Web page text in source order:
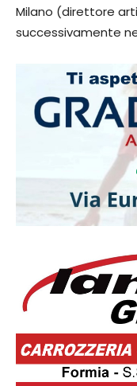
Milano (direttore
successivamente